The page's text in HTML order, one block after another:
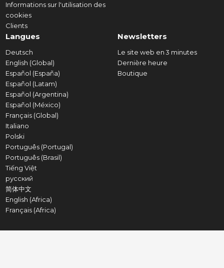
Informations sur l'utilisation des
cookies
Clients
Langues
Deutsch
English (Global)
Español (España)
Español (Latam)
Español (Argentina)
Español (México)
Français (Global)
Italiano
Polski
Português (Portugal)
Português (Brasil)
Tiếng Việt
русский
简体中文
English (Africa)
Français (Africa)
Newsletters
Le site web en 3 minutes
Dernière heure
Boutique